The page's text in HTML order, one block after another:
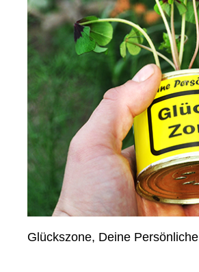
Glückszone, Deine Persönliche